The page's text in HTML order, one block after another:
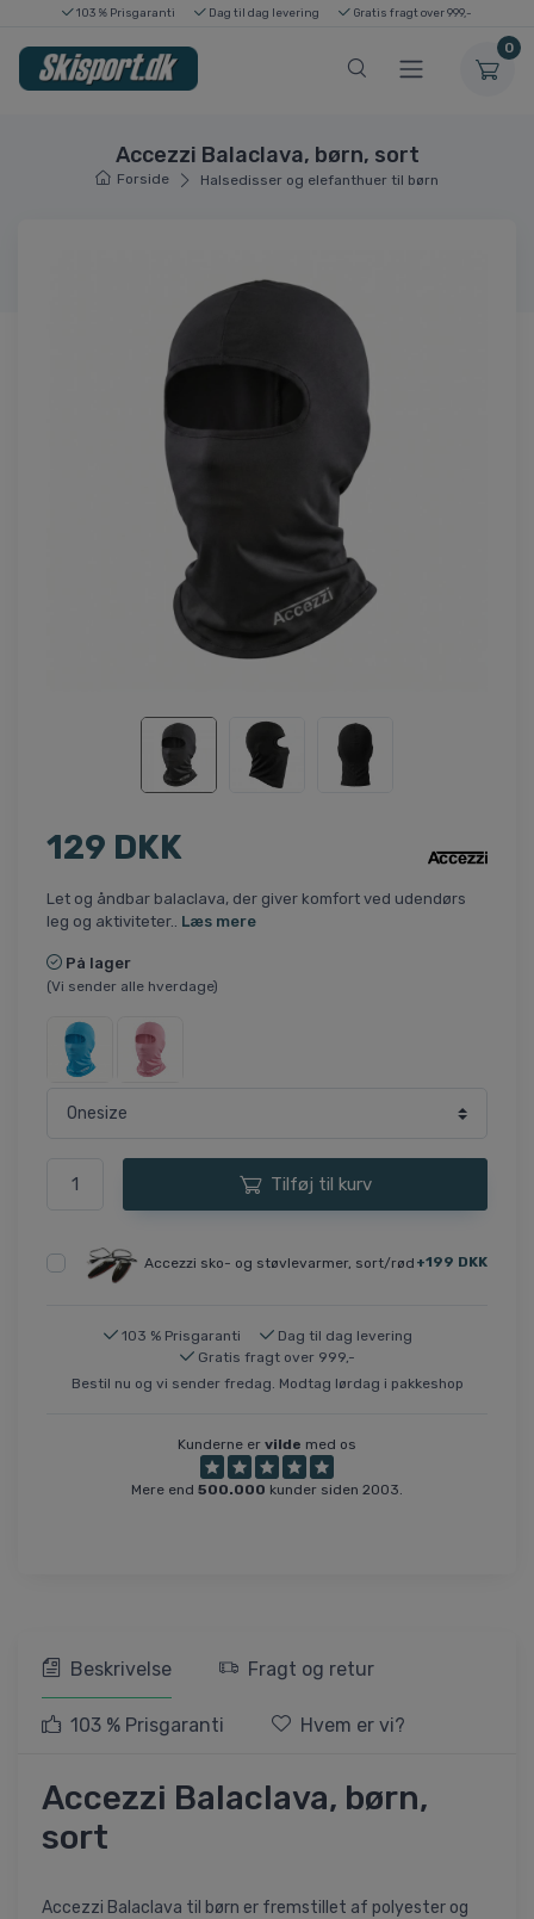
103 % Prisgaranti Dag til dag levering Gratis fragt over 999,-
0
Accezzi Balaclava, børn, sort
Forside Halsedisser og elefanthuer til børn
129 DKK
Let og åndbar balaclava, der giver komfort ved udendørs
leg og aktiviteter.. Læs mere
På lager
(Vi sender alle hverdage)
Tilføj til kurv
Accezzi sko- og støvlevarmer, sort/rød +199 DKK
103 % Prisgaranti
Dag til dag levering
Gratis fragt over 999,-
Bestil nu og vi sender fredag. Modtag lørdag i pakkeshop
Kunderne er vilde med os
Mere end 500.000 kunder siden 2003.
Beskrivelse Fragt og retur
103 % Prisgaranti Hvem er vi?
Accezzi Balaclava, børn,
sort
Accezzi Balaclava til børn er fremstillet af polyester og